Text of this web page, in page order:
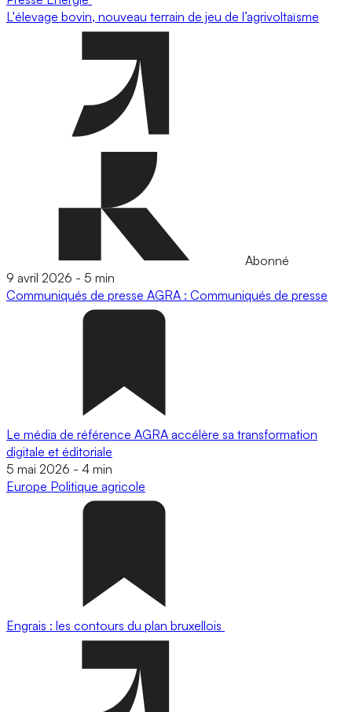
L'élevage bovin, nouveau terrain de jeu de l’agrivoltaïsme
Abonné
9 avril 2026 - 5 min
Communiqués de presse AGRA : Communiqués de presse
Le média de référence AGRA accélère sa transformation
digitale et éditoriale
5 mai 2026 - 4 min
Europe Politique agricole
Engrais : les contours du plan bruxellois